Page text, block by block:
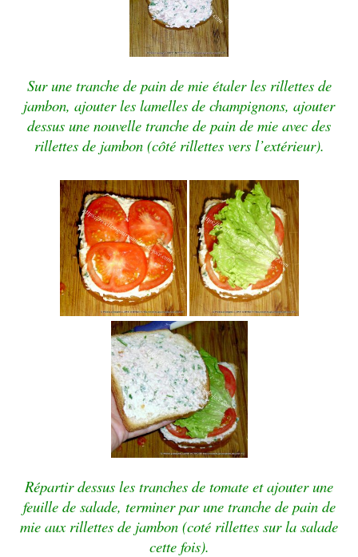
Sur une tranche de pain de mie étaler les rillettes de
jambon, ajouter les lamelles de champignons, ajouter
dessus une nouvelle tranche de pain de mie avec des
rillettes de jambon (côté rillettes vers l’extérieur).
Répartir dessus les tranches de tomate et ajouter une
feuille de salade, terminer par une tranche de pain de
mie aux rillettes de jambon (coté rillettes sur la salade
cette fois).